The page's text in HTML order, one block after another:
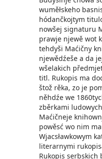
wuměłskeho
hódančkojtym
nowšej signaturu
prawje njewě wot
tehdyši Maćičny
njewědźeše a da
wšelakich
titl. Rukopis ma
štož rěka, zo je
něhdźe we
zběrkami
Maćičneje
powěsć wo nim
Wjacsławkowym
literarnymi
Rukopis serbskich